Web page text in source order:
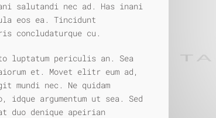
salutandi nec ad. Has inani
eos ea. Tincidunt
concludaturque cu.
luptatum periculis an. Sea
et. Movet elitr eum ad,
mundi nec. Ne quidam
argumentum ut sea. Sed
duo denique apeirian